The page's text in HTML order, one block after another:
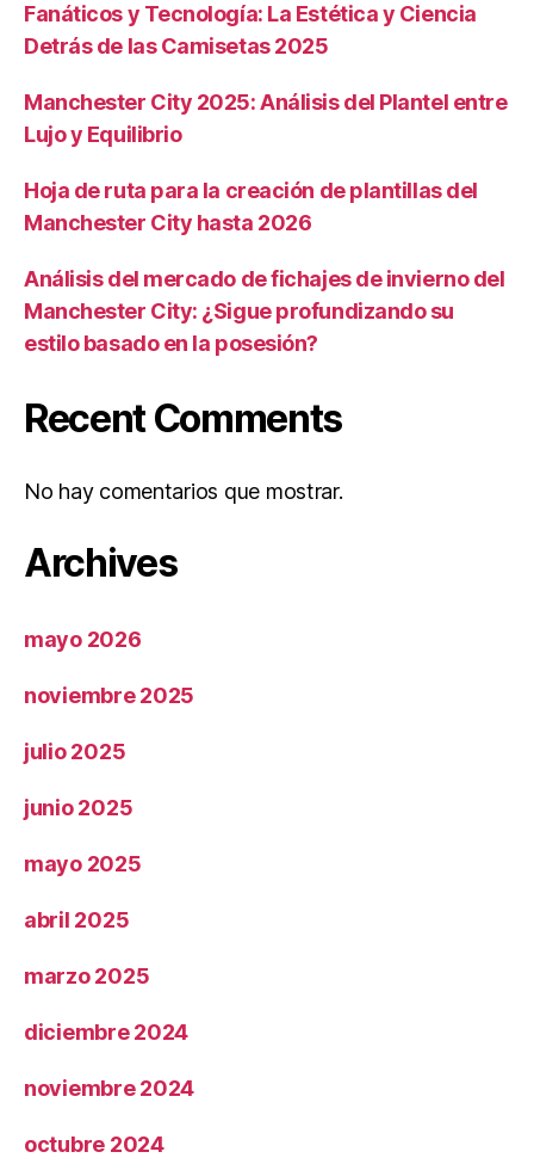
Fanáticos y Tecnología: La Estética y Ciencia
Detrás de las Camisetas 2025
Manchester City 2025: Análisis del Plantel entre
Lujo y Equilibrio
Hoja de ruta para la creación de plantillas del
Manchester City hasta 2026
Análisis del mercado de fichajes de invierno del
Manchester City: ¿Sigue profundizando su
estilo basado en la posesión?
Recent Comments
No hay comentarios que mostrar.
Archives
mayo 2026
noviembre 2025
julio 2025
junio 2025
mayo 2025
abril 2025
marzo 2025
diciembre 2024
noviembre 2024
octubre 2024